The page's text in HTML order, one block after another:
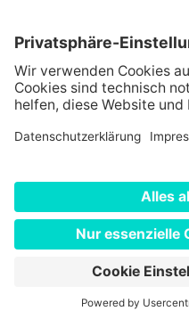
Über uns
Alle Partner
Über Viona
Nutzungsbedingungen
Viona. Alle Rechte